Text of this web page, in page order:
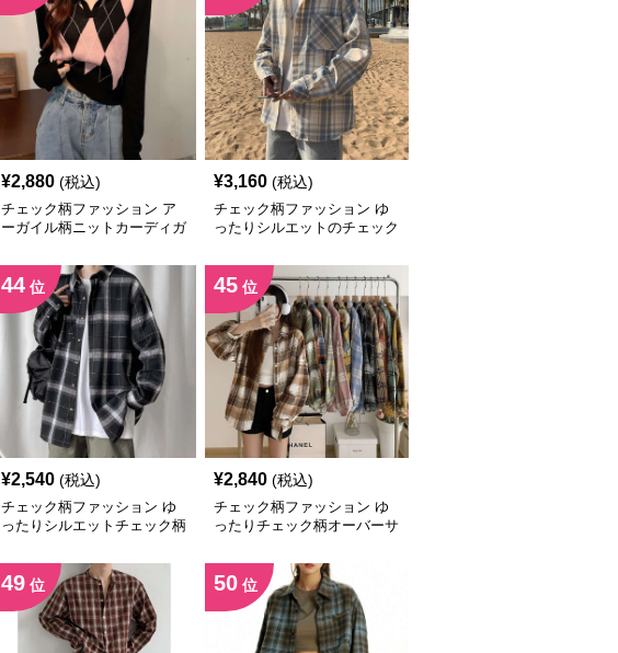
¥2,880 (税込)
チェック柄ファッション ア
ーガイル柄ニットカーディガ
¥3,160 (税込)
チェック柄ファッション ゆ
ったりシルエットのチェック
44 位
¥2,540 (税込)
チェック柄ファッション ゆ
ったりシルエットチェック柄
45 位
¥2,840 (税込)
チェック柄ファッション ゆ
ったりチェック柄オーバーサ
49 位 50 位